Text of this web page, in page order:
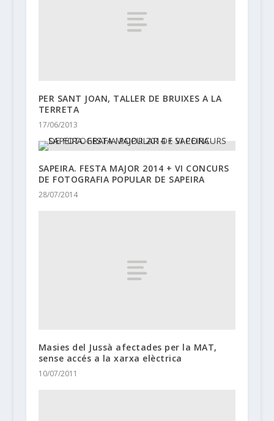
PER SANT JOAN, TALLER DE BRUIXES A LA
TERRETA
17/06/2013
SAPEIRA. FESTA MAJOR 2014 + VI CONCURS
DE FOTOGRAFIA POPULAR DE SAPEIRA
28/07/2014
Masies del Jussà afectades per la MAT,
sense accés a la xarxa elèctrica
10/07/2011